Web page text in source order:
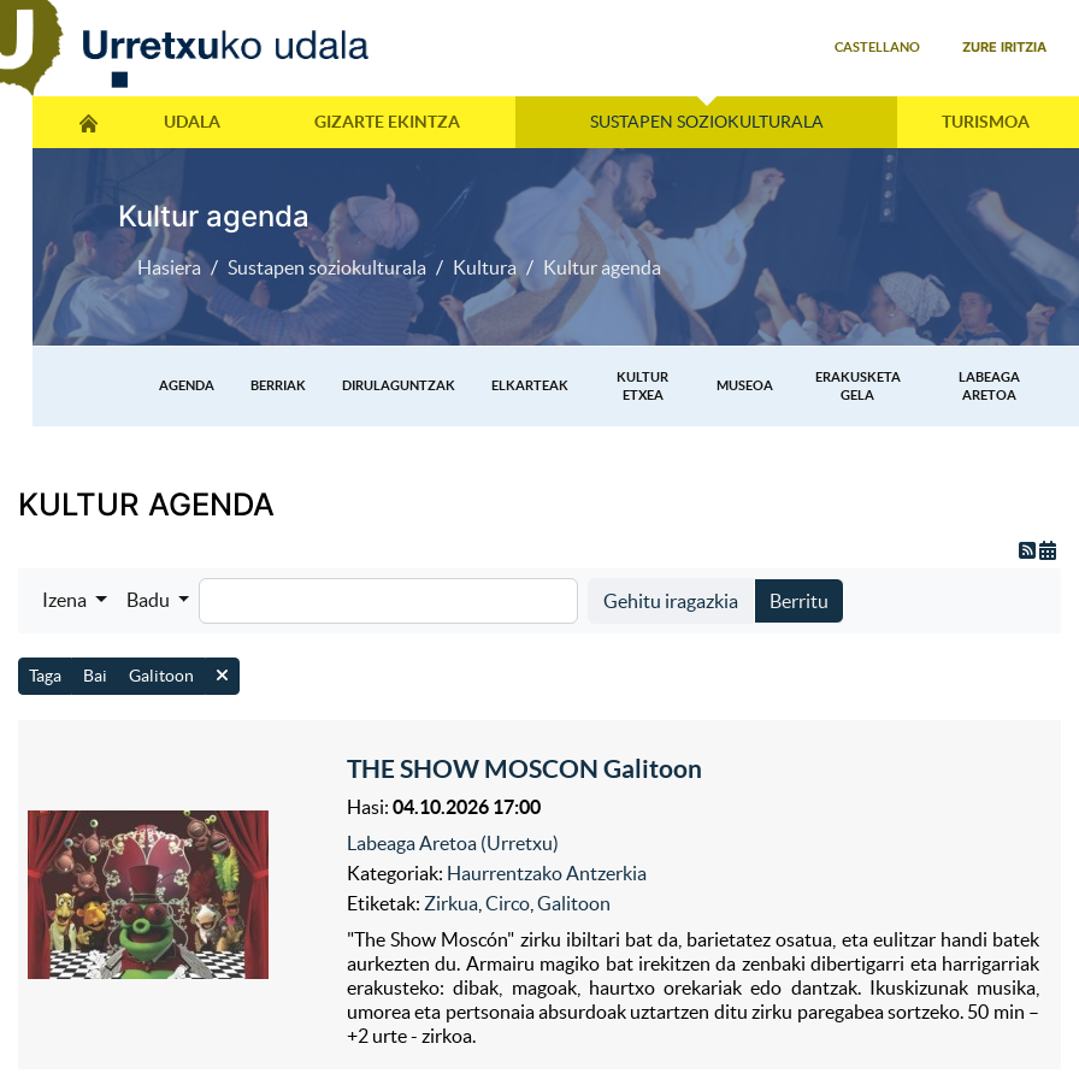
CASTELLANO ZURE IRITZIA
UDALA GIZARTE EKINTZA SUSTAPEN SOZIOKULTURALA TURISMOA
Kultur agenda
Hasiera Sustapen soziokulturala Kultura Kultur agenda
AGENDA BERRIAK DIRULAGUNTZAK ELKARTEAK
KULTUR
ETXEA
MUSEOA
ERAKUSKETA
GELA
LABEAGA
ARETOA
KULTUR AGENDA
Izena Badu Gehitu iragazkia Berritu
Taga Bai Galitoon
THE SHOW MOSCON Galitoon
Hasi: 04.10.2026 17:00
Labeaga Aretoa (Urretxu)
Kategoriak: Haurrentzako Antzerkia
Etiketak: Zirkua Circo Galitoon
"The Show Moscón" zirku ibiltari bat da, barietatez osatua, eta eulitzar handi batek
aurkezten du. Armairu magiko bat irekitzen da zenbaki dibertigarri eta harrigarriak
erakusteko: dibak, magoak, haurtxo orekariak edo dantzak. Ikuskizunak musika,
umorea eta pertsonaia absurdoak uztartzen ditu zirku paregabea sortzeko. 50 min –
+2 urte - zirkoa.